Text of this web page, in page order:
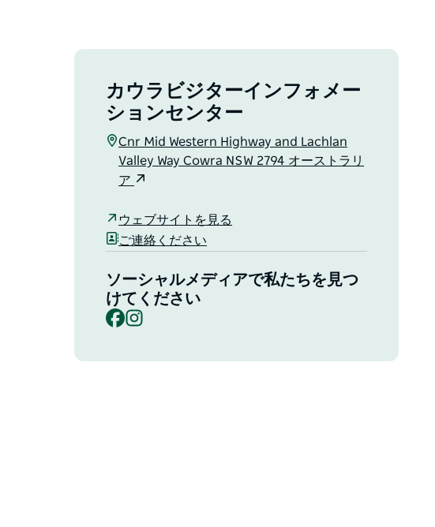
カウラビジターインフォメー
ションセンター
Cnr Mid Western Highway and Lachlan
Valley Way Cowra NSW 2794 オーストラリ
ア
ウェブサイトを見る
ご連絡ください
ソーシャルメディアで私たちを見つ
けてください
Facebook